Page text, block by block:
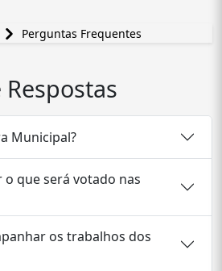
Perguntas Frequentes
Municipal?
o que será votado nas
os trabalhos dos